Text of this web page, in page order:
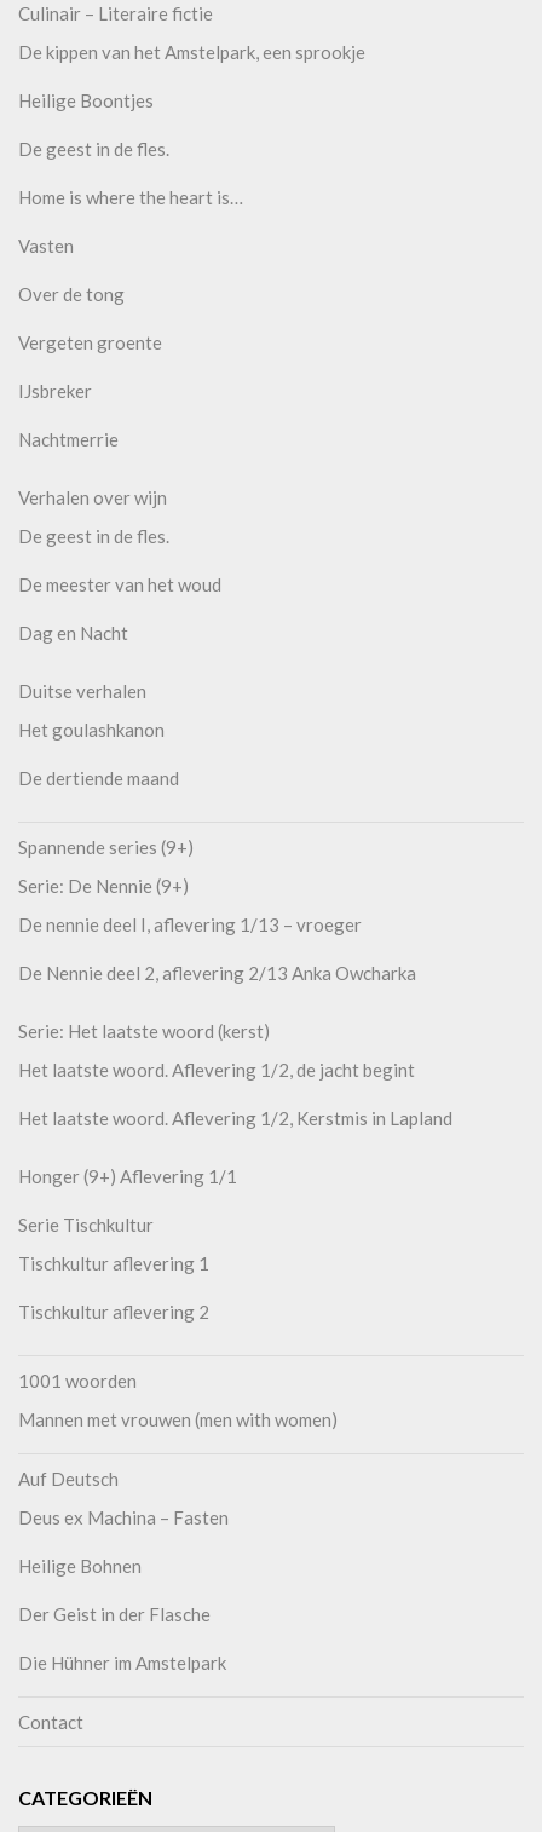
Culinair – Literaire fictie
De kippen van het Amstelpark, een sprookje
Heilige Boontjes
De geest in de fles.
Home is where the heart is…
Vasten
Over de tong
Vergeten groente
IJsbreker
Nachtmerrie
Verhalen over wijn
De geest in de fles.
De meester van het woud
Dag en Nacht
Duitse verhalen
Het goulashkanon
De dertiende maand
Spannende series (9+)
Serie: De Nennie (9+)
De nennie deel I, aflevering 1/13 – vroeger
De Nennie deel 2, aflevering 2/13 Anka Owcharka
Serie: Het laatste woord (kerst)
Het laatste woord. Aflevering 1/2, de jacht begint
Het laatste woord. Aflevering 1/2, Kerstmis in Lapland
Honger (9+) Aflevering 1/1
Serie Tischkultur
Tischkultur aflevering 1
Tischkultur aflevering 2
1001 woorden
Mannen met vrouwen (men with women)
Auf Deutsch
Deus ex Machina – Fasten
Heilige Bohnen
Der Geist in der Flasche
Die Hühner im Amstelpark
Contact
CATEGORIEËN